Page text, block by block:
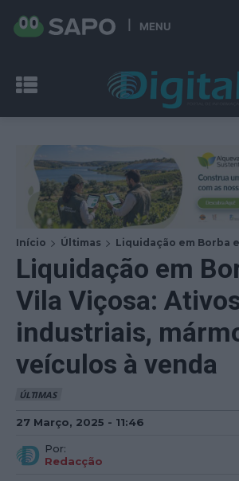
MENU
Início Últimas Liquidação em Borba
Liquidação em
Vila Viçosa:
industriais,
veículos à venda
ÚLTIMAS
27 Março, 2025 - 11:46
Por:
Redacção